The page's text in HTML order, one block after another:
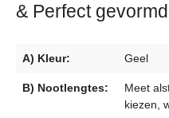
& Perfect
A) Kleur: Geel
B) Nootlengtes:
Meet
kiezen,